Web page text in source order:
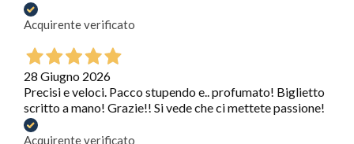
Acquirente verificato
28 Giugno 2026
Precisi e veloci. Pacco stupendo e.. profumato! Biglietto
scritto a mano! Grazie!! Si vede che ci mettete passione!
Acquirente verificato